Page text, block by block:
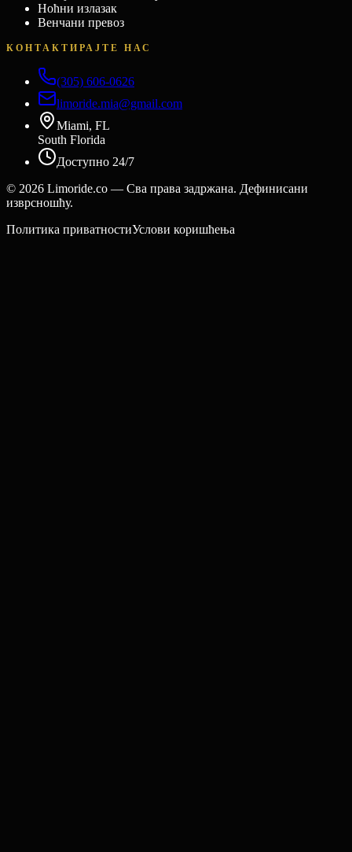
Ноћни излазак
Венчани превоз
КОНТАКТИРАЈТЕ НАС
(305) 606-0626
limoride.mia@gmail.com
Miami, FL
South Florida
Доступно 24/7
© 2026 Limoride.co — Сва права задржана. Дефинисани
изврсношћу.
Политика приватностиУслови коришћења